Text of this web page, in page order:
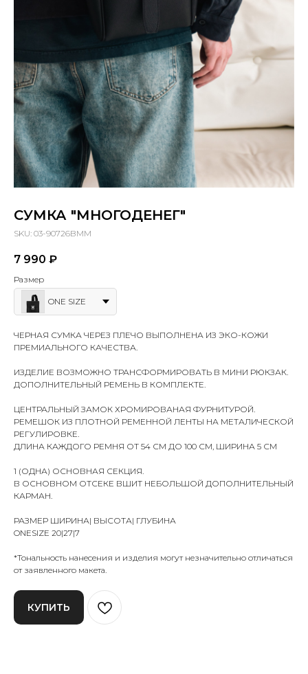
СУМКА "МНОГОДЕНЕГ"
SKU: 03-90726BMM
7 990 ₽
Размер
ONE SIZE
ЧЕРНАЯ СУМКА ЧЕРЕЗ ПЛЕЧО ВЫПОЛНЕНА ИЗ ЭКО-КОЖИ
ПРЕМИАЛЬНОГО КАЧЕСТВА.
ИЗДЕЛИЕ ВОЗМОЖНО ТРАНСФОРМИРОВАТЬ В МИНИ РЮКЗАК.
ДОПОЛНИТЕЛЬНЫЙ РЕМЕНЬ В КОМПЛЕКТЕ.
ЦЕНТРАЛЬНЫЙ ЗАМОК ХРОМИРОВАНАЯ ФУРНИТУРОЙ.
РЕМЕШОК ИЗ ПЛОТНОЙ РЕМЕННОЙ ЛЕНТЫ НА МЕТАЛИЧЕСКОЙ
РЕГУЛИРОВКЕ.
ДЛИНА КАЖДОГО РЕМНЯ ОТ 54 СМ ДО 100 СМ, ШИРИНА 5 СМ
1 (ОДНА) ОСНОВНАЯ СЕКЦИЯ.
В ОСНОВНОМ ОТСЕКЕ ВШИТ НЕБОЛЬШОЙ ДОПОЛНИТЕЛЬНЫЙ
КАРМАН.
РАЗМЕР ШИРИНА| ВЫСОТА| ГЛУБИНА
ONESIZE 20|27|7
*Тональность нанесения и изделия могут незначительно отличаться
от заявленного макета.
КУПИТЬ